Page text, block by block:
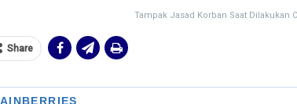
Tampak Jasad Korban Saat Dilakukan
Share